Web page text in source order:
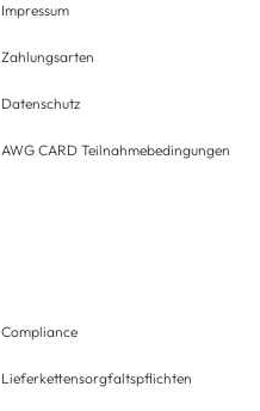
Impressum
Zahlungsarten
Datenschutz
AWG CARD Teilnahmebedingungen
Compliance
Lieferkettensorgfaltspflichten